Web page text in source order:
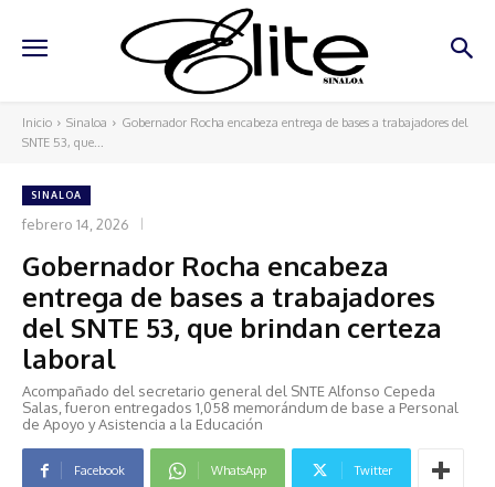
Inicio Sinaloa
Gobernador Rocha encabeza entrega de bases a trabajadores del
SNTE 53, que...
SINALOA
febrero 14, 2026
Gobernador Rocha encabeza
entrega de bases a trabajadores
del SNTE 53, que brindan certeza
laboral
Acompañado del secretario general del SNTE Alfonso Cepeda
Salas, fueron entregados 1,058 memorándum de base a Personal
de Apoyo y Asistencia a la Educación
Facebook WhatsApp Twitter